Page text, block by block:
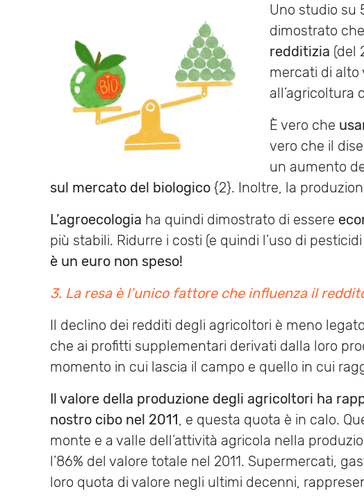
Uno studio su
dimostrato
redditizia (del
mercati di alto
all’agricoltura
È vero che
vero che il
un aumento
sul mercato del biologico {2}. Inoltre, la
L’agroecologia ha quindi dimostrato di essere
più stabili. Ridurre i costi (e quindi l’uso di
è un euro non speso!
3. La resa è l’unico fattore che influenza il
Il declino dei redditi degli agricoltori è meno
che ai profitti supplementari derivati dalla loro
momento in cui lascia il campo e quello in cui
Il valore della produzione degli agricoltori ha
nostro cibo nel 2011, e questa quota è in calo.
monte e a valle dell’attività agricola nella
l’86% del valore totale nel 2011. Supermercati,
loro quota di valore negli ultimi decenni,